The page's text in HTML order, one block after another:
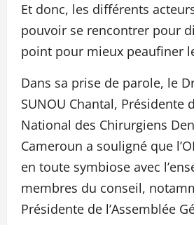
Et donc, les différents
pouvoir se rencontrer pour
point pour mieux peaufiner
Dans sa prise de parole, le
SUNOU Chantal, Présidente
National des Chirurgiens
Cameroun a souligné que
en toute symbiose avec
membres du conseil,
Présidente de l’Assemblée